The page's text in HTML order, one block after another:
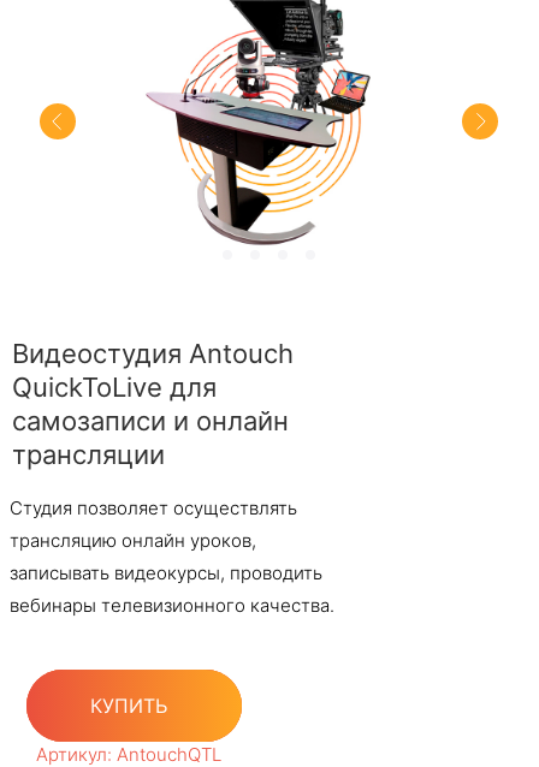
Видеостудия Antouch
QuickToLive для
самозаписи и онлайн
трансляции
Студия позволяет осуществлять
трансляцию онлайн уроков,
записывать видеокурсы, проводить
вебинары телевизионного качества.
Артикул: AntouchQTL
КУПИТЬ